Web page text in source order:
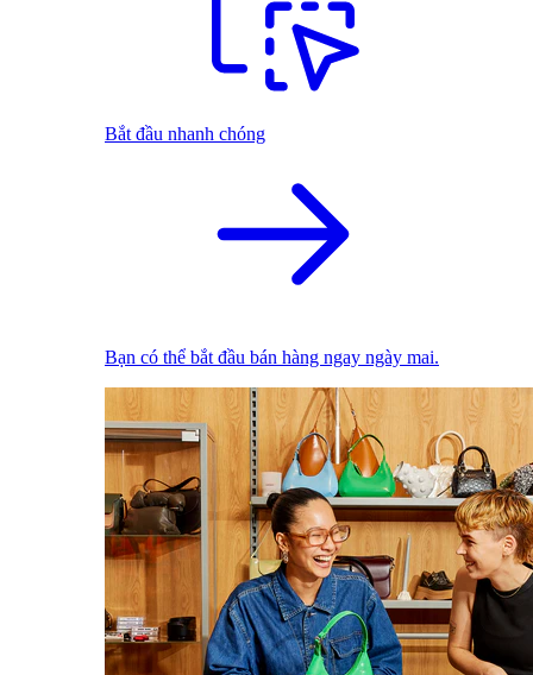
Bắt đầu nhanh chóng
Bạn có thể bắt đầu bán hàng ngay ngày mai.